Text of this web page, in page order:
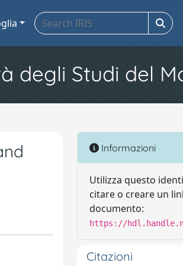
degli Studi del
Informazioni
Utilizza questo
citare o creare un
documento:
https://
Citazioni